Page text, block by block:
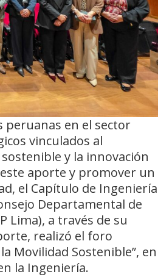
peruanas en el sector
vinculados al
y la innovación
aporte y promover un
el Capítulo de Ingeniería
Departamental de
Lima), a través de su
realizó el foro
Movilidad Sostenible”, en
la Ingeniería.